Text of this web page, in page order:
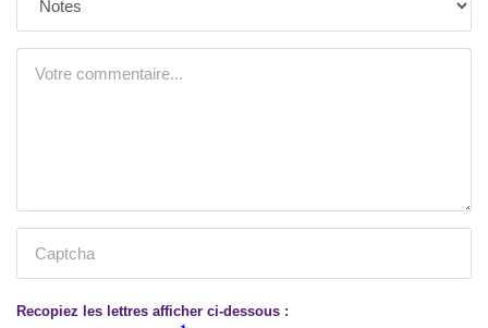
Recopiez les lettres afficher ci-dessous :